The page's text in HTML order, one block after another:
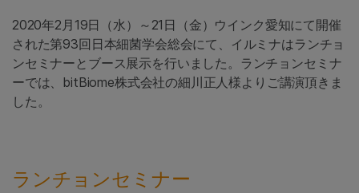
2020年2月19日（水）～21日（金）ウインク愛知にて開催
された第93回日本細菌学会総会にて、イルミナはランチョ
ンセミナーとブース展示を行いました。ランチョンセミナ
ーでは、bitBiome株式会社の細川正⼈様よりご講演頂きま
した。
ランチョンセミナー